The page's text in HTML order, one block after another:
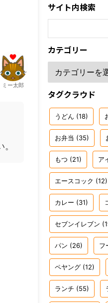
ミー太郎
サイト内検索
カテゴリー
タグクラウド
うどん (18)
お弁当 (35)
もつ (21) ア
エースコック (12)
カレー (31)
セブンイレブン
パン (26) フ
ペヤング (12)
ランチ (55)